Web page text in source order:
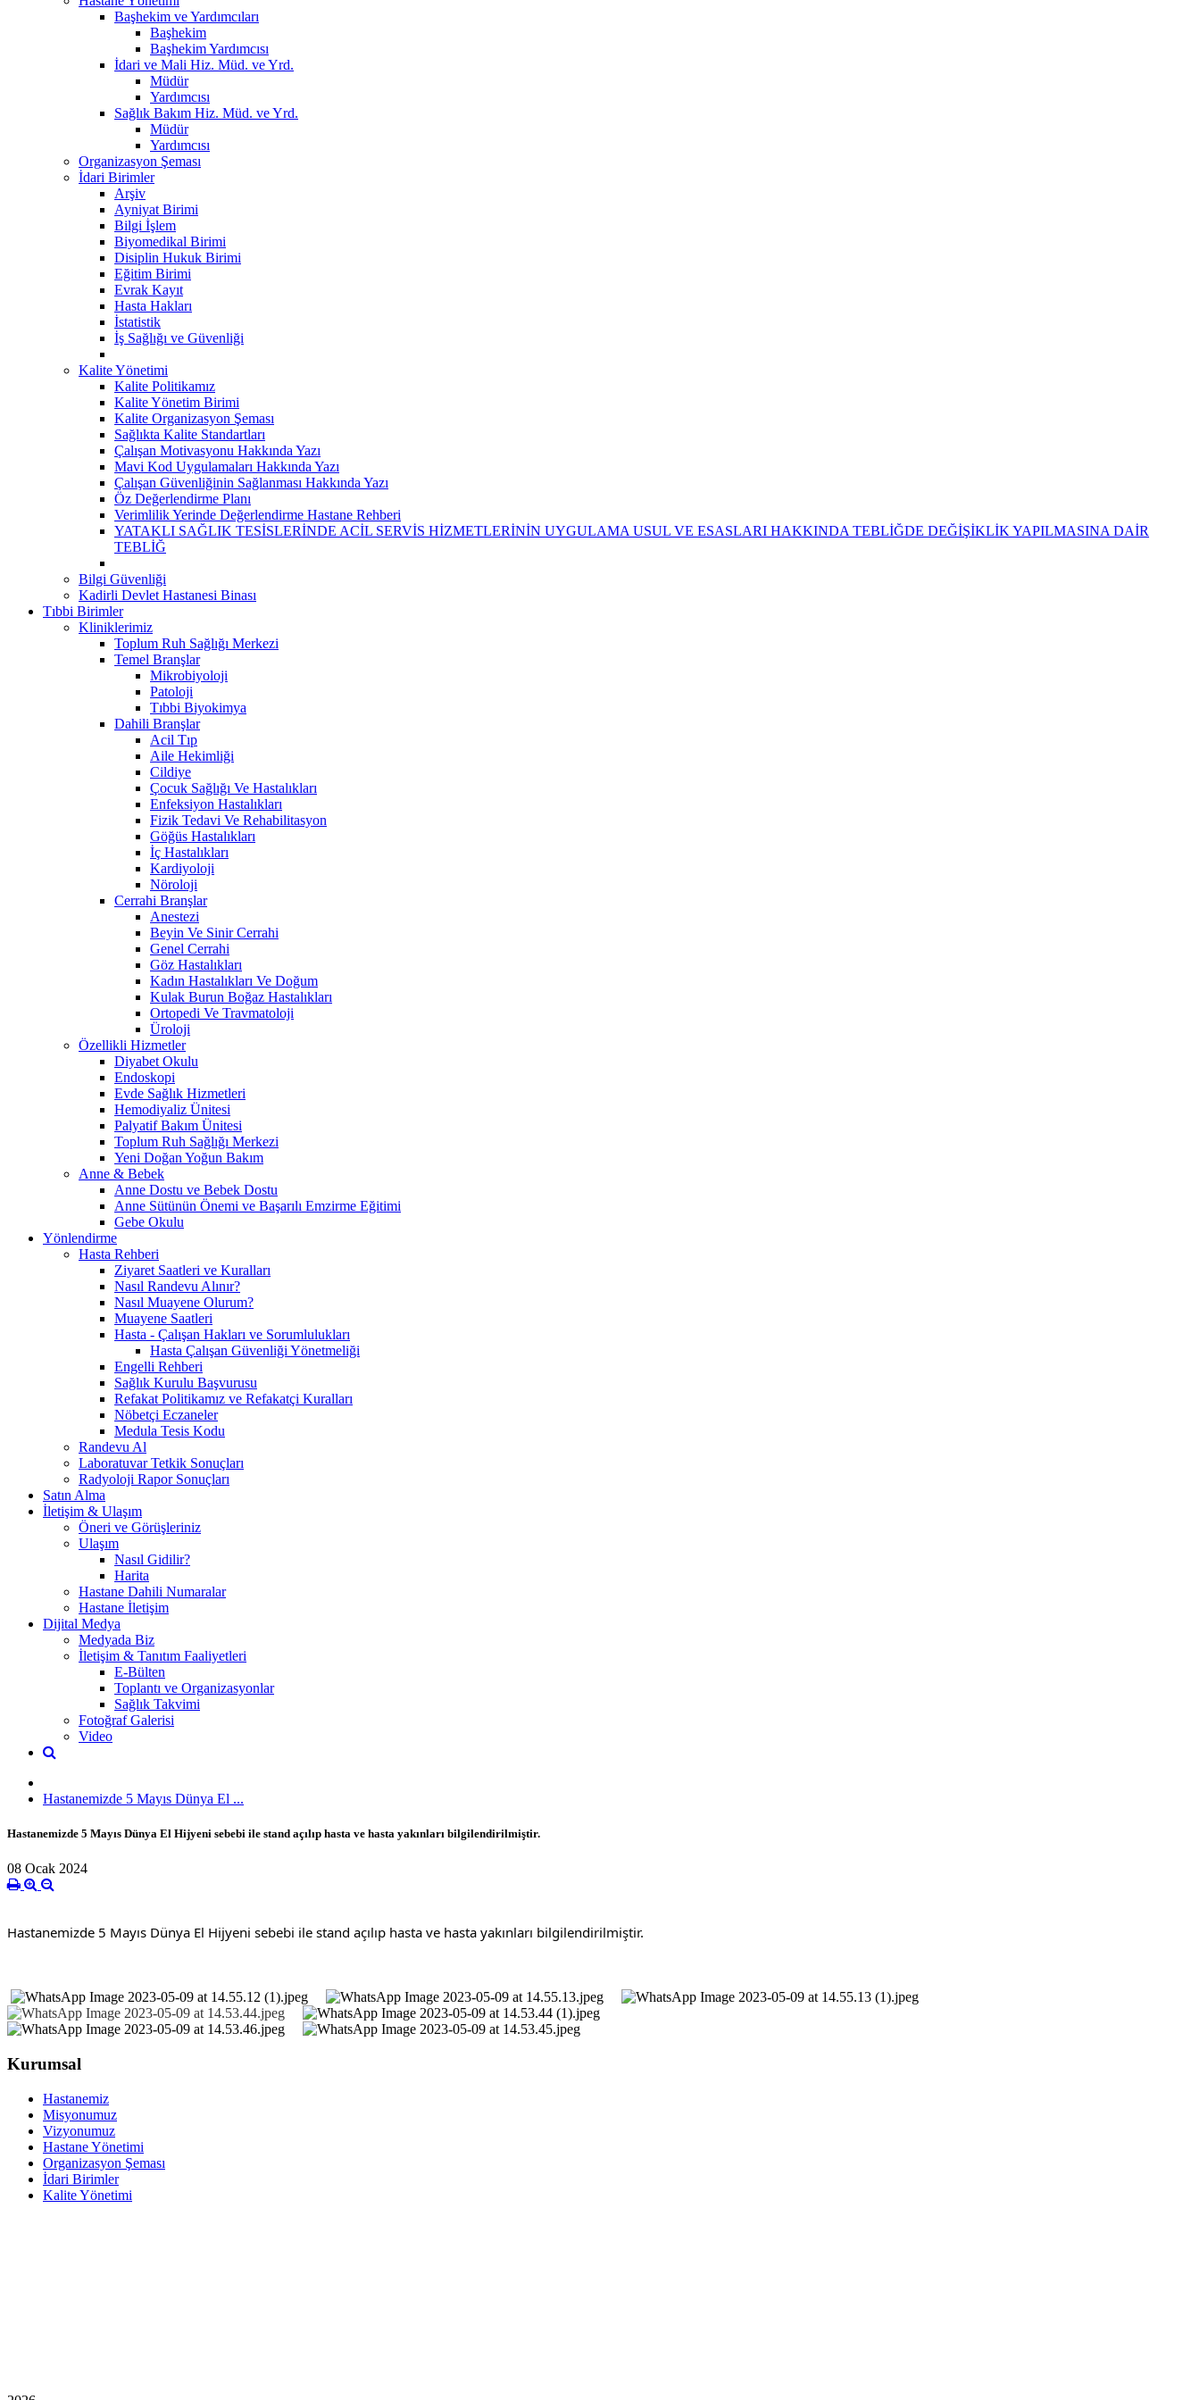
Başhekim ve Yardımcıları
Başhekim
Başhekim Yardımcısı
İdari ve Mali Hiz. Müd. ve Yrd.
Müdür
Yardımcısı
Sağlık Bakım Hiz. Müd. ve Yrd.
Müdür
Yardımcısı
Organizasyon Şeması
İdari Birimler
Arşiv
Ayniyat Birimi
Bilgi İşlem
Biyomedikal Birimi
Disiplin Hukuk Birimi
Eğitim Birimi
Evrak Kayıt
Hasta Hakları
İstatistik
İş Sağlığı ve Güvenliği
Kalite Yönetimi
Kalite Politikamız
Kalite Yönetim Birimi
Kalite Organizasyon Şeması
Sağlıkta Kalite Standartları
Çalışan Motivasyonu Hakkında Yazı
Mavi Kod Uygulamaları Hakkında Yazı
Çalışan Güvenliğinin Sağlanması Hakkında Yazı
Öz Değerlendirme Planı
Verimlilik Yerinde Değerlendirme Hastane Rehberi
YATAKLI SAĞLIK TESİSLERİNDE ACİL SERVİS HİZMETLERİNİN UYGULAMA USUL VE ESASLARI HAKKINDA TEBLİĞDE DEĞİŞİKLİK YAPILMASINA DAİR
TEBLİĞ
Bilgi Güvenliği
Kadirli Devlet Hastanesi Binası
Tıbbi Birimler
Kliniklerimiz
Toplum Ruh Sağlığı Merkezi
Temel Branşlar
Mikrobiyoloji
Patoloji
Tıbbi Biyokimya
Dahili Branşlar
Acil Tıp
Aile Hekimliği
Cildiye
Çocuk Sağlığı Ve Hastalıkları
Enfeksiyon Hastalıkları
Fizik Tedavi Ve Rehabilitasyon
Göğüs Hastalıkları
İç Hastalıkları
Kardiyoloji
Nöroloji
Cerrahi Branşlar
Anestezi
Beyin Ve Sinir Cerrahi
Genel Cerrahi
Göz Hastalıkları
Kadın Hastalıkları Ve Doğum
Kulak Burun Boğaz Hastalıkları
Ortopedi Ve Travmatoloji
Üroloji
Özellikli Hizmetler
Diyabet Okulu
Endoskopi
Evde Sağlık Hizmetleri
Hemodiyaliz Ünitesi
Palyatif Bakım Ünitesi
Toplum Ruh Sağlığı Merkezi
Yeni Doğan Yoğun Bakım
Anne & Bebek
Anne Dostu ve Bebek Dostu
Anne Sütünün Önemi ve Başarılı Emzirme Eğitimi
Gebe Okulu
Yönlendirme
Hasta Rehberi
Ziyaret Saatleri ve Kuralları
Nasıl Randevu Alınır?
Nasıl Muayene Olurum?
Muayene Saatleri
Hasta - Çalışan Hakları ve Sorumlulukları
Hasta Çalışan Güvenliği Yönetmeliği
Engelli Rehberi
Sağlık Kurulu Başvurusu
Refakat Politikamız ve Refakatçi Kuralları
Nöbetçi Eczaneler
Medula Tesis Kodu
Randevu Al
Laboratuvar Tetkik Sonuçları
Radyoloji Rapor Sonuçları
Satın Alma
İletişim & Ulaşım
Öneri ve Görüşleriniz
Ulaşım
Nasıl Gidilir?
Harita
Hastane Dahili Numaralar
Hastane İletişim
Dijital Medya
Medyada Biz
İletişim & Tanıtım Faaliyetleri
E-Bülten
Toplantı ve Organizasyonlar
Sağlık Takvimi
Fotoğraf Galerisi
Video
Hastanemizde 5 Mayıs Dünya El ...
Hastanemizde 5 Mayıs Dünya El Hijyeni sebebi ile stand açılıp hasta ve hasta yakınları bilgilendirilmiştir.
08 Ocak 2024
Hastanemizde 5 Mayıs Dünya El Hijyeni sebebi ile stand açılıp hasta ve hasta yakınları bilgilendirilmiştir.
Kurumsal
Hastanemiz
Misyonumuz
Vizyonumuz
Hastane Yönetimi
Organizasyon Şeması
İdari Birimler
Kalite Yönetimi